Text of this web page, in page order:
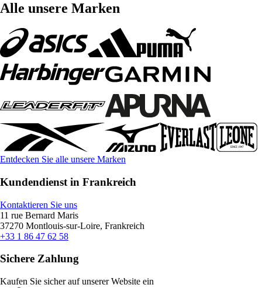
Alle unsere Marken
Entdecken Sie alle unsere Marken
Kundendienst in Frankreich
Kontaktieren Sie uns
11 rue Bernard Maris
37270 Montlouis-sur-Loire, Frankreich
+33 1 86 47 62 58
Sichere Zahlung
Kaufen Sie sicher auf unserer Website ein